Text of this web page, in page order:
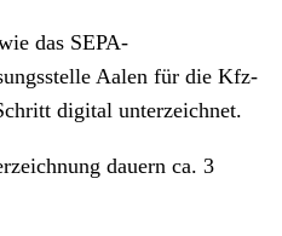
das SEPA-
Aalen für die Kfz-
digital unterzeichnet.
dauern ca. 3